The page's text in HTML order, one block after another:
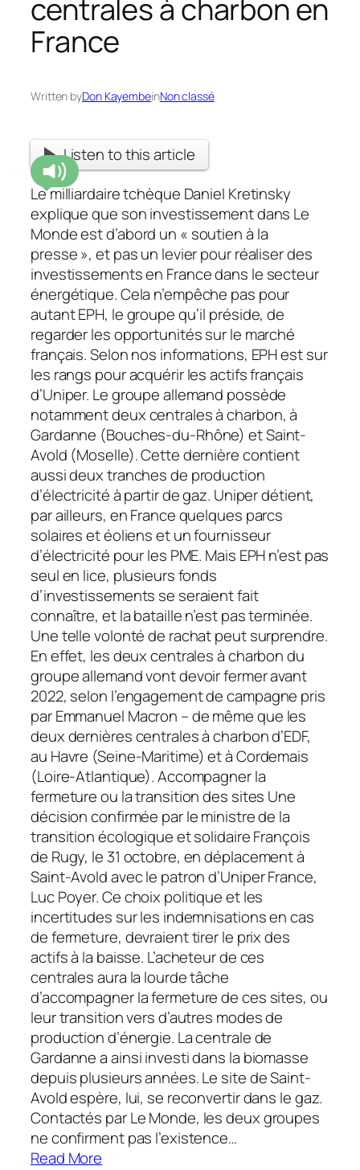
centrales à charbon en
France
Written byDon KayembeinNon classé
Listen to this article
Le milliardaire tchèque Daniel Kretinsky
explique que son investissement dans Le
Monde est d’abord un « soutien à la
presse », et pas un levier pour réaliser des
investissements en France dans le secteur
énergétique. Cela n’empêche pas pour
autant EPH, le groupe qu’il préside, de
regarder les opportunités sur le marché
français. Selon nos informations, EPH est sur
les rangs pour acquérir les actifs français
d’Uniper. Le groupe allemand possède
notamment deux centrales à charbon, à
Gardanne (Bouches-du-Rhône) et Saint-
Avold (Moselle). Cette dernière contient
aussi deux tranches de production
d’électricité à partir de gaz. Uniper détient,
par ailleurs, en France quelques parcs
solaires et éoliens et un fournisseur
d’électricité pour les PME. Mais EPH n’est pas
seul en lice, plusieurs fonds
d’investissements se seraient fait
connaître, et la bataille n’est pas terminée.
Une telle volonté de rachat peut surprendre.
En effet, les deux centrales à charbon du
groupe allemand vont devoir fermer avant
2022, selon l’engagement de campagne pris
par Emmanuel Macron – de même que les
deux dernières centrales à charbon d’EDF,
au Havre (Seine-Maritime) et à Cordemais
(Loire-Atlantique). Accompagner la
fermeture ou la transition des sites Une
décision confirmée par le ministre de la
transition écologique et solidaire François
de Rugy, le 31 octobre, en déplacement à
Saint-Avold avec le patron d’Uniper France,
Luc Poyer. Ce choix politique et les
incertitudes sur les indemnisations en cas
de fermeture, devraient tirer le prix des
actifs à la baisse. L’acheteur de ces
centrales aura la lourde tâche
d’accompagner la fermeture de ces sites, ou
leur transition vers d’autres modes de
production d’énergie. La centrale de
Gardanne a ainsi investi dans la biomasse
depuis plusieurs années. Le site de Saint-
Avold espère, lui, se reconvertir dans le gaz.
Contactés par Le Monde, les deux groupes
ne confirment pas l’existence…
Read More